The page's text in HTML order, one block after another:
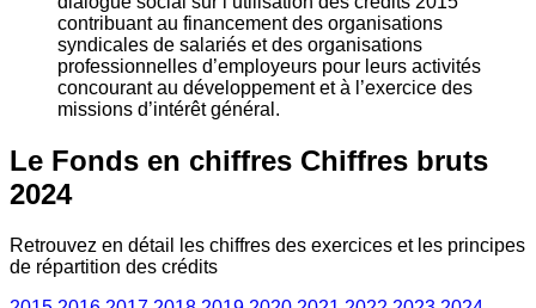
contribuant au financement des organisations
syndicales de salariés et des organisations
professionnelles d’employeurs pour leurs activités
concourant au développement et à l’exercice des
missions d’intérêt général.
Le Fonds en chiffres Chiffres bruts
2024
Retrouvez en détail les chiffres des exercices et les principes
de répartition des crédits